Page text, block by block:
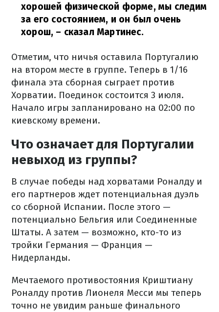
хорошей физической форме, мы следим
за его состоянием, и он был очень
хорош, – сказал Мартинес.
Отметим, что ничья оставила Португалию
на втором месте в группе. Теперь в 1/16
финала эта сборная сыграет против
Хорватии. Поединок состоится 3 июля.
Начало игры запланировано на 02:00 по
киевскому времени.
Что означает для Португалии
невыход из группы?
В случае победы над хорватами Роналду и
его партнеров ждет потенциальная дуэль
со сборной Испании. После этого —
потенциально Бельгия или Соединенные
Штаты. А затем — возможно, кто-то из
тройки Германия — Франция —
Нидерланды.
Мечтаемого противостояния Криштиану
Роналду против Лионеля Месси мы теперь
точно не увидим раньше финального